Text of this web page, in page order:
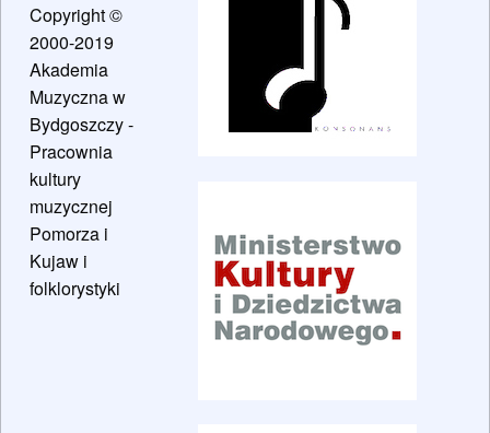
Copyright ©
2000-2019
Akademia
Muzyczna w
Bydgoszczy -
Pracownia
kultury
muzycznej
Pomorza i
Kujaw i
folklorystyki